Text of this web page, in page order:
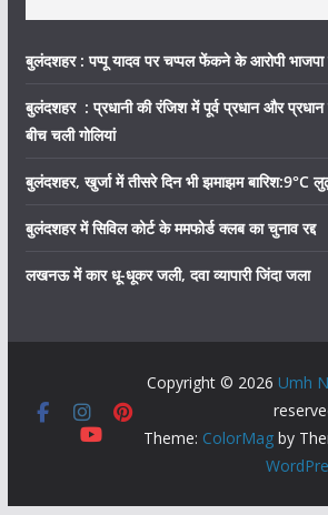
बुलंदशहर : पप्पू यादव पर चप्पल फेंकने के आरोपी भाजपा
बुलंदशहर : प्रधानी की रंजिश में पूर्व प्रधान और
बीच चली गोलियां
बुलंदशहर, खुर्जा में तीसरे दिन भी झमाझम बारिश:9°C
बुलंदशहर में सिविल कोर्ट के ममफोर्ड क्लब का चुनाव रद्द
लखनऊ में कार धू-धूकर जली, दवा व्यापारी जिंदा जला
Copyright © 2026 Umh
Theme: ColorMagby